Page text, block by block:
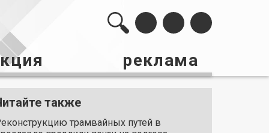
реклама
также
трамвайных путей в